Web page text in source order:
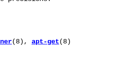
(8), apt-get (8)